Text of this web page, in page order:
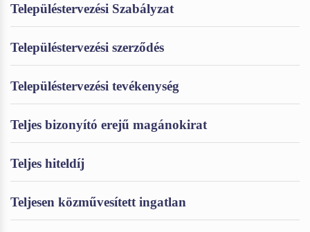
Településtervezési Szabályzat
Településtervezési szerződés
Településtervezési tevékenység
Teljes bizonyító erejű magánokirat
Teljes hiteldíj
Teljesen közművesített ingatlan